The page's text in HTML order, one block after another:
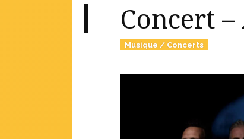
Concert
Musique / Concerts